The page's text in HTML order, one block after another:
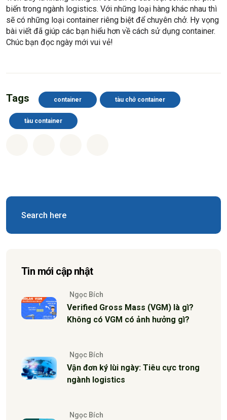
biến trong ngành logistics. Với những loại hàng khác nhau thì
sẽ có những loại container riêng biệt để chuyên chở. Hy vọng
bài viết đã giúp các bạn hiểu hơn về cách sử dụng container.
Chúc bạn đọc ngày mới vui vẻ!
Tags container tàu chở container
tàu container
Tin mới cập nhật
Ngọc Bích
Verified Gross Mass (VGM) là gì?
Không có VGM có ảnh hưởng gì?
Ngọc Bích
Vận đơn ký lùi ngày: Tiêu cực trong
ngành logistics
Ngọc Bích